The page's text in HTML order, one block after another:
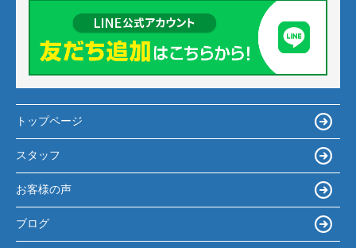
トップページ
スタッフ
お客様の声
ブログ